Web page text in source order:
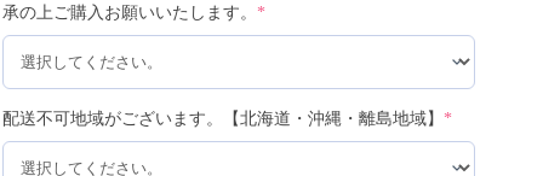
承の上ご購入お願いいたします。 *
配送不可地域がございます。【北海道・沖縄・離島地域】 *